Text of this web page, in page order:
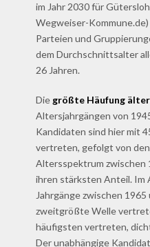
im Jahr 2030 für
Wegweiser-
Parteien und
dem Durchschnittsalter
26 Jahren.
Die größte Häufung
Altersjahrgängen von
Kandidaten sind hier mit
vertreten, gefolgt von
Altersspektrum zwischen
ihren stärksten Anteil. Im
Jahrgänge zwischen
zweitgrößte Welle
häufigsten vertreten,
Der unabhängige